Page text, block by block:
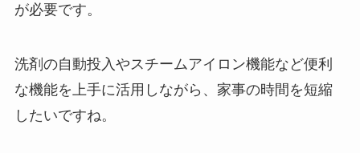
が必要です。
洗剤の自動投入やスチームアイロン機能など便利
な機能を上手に活用しながら、家事の時間を短縮
したいですね。